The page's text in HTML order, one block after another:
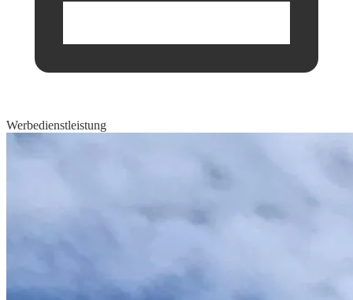
Werbedienstleistung